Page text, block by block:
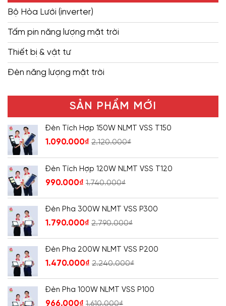
Bộ Hòa Lưới (inverter)
Tấm pin năng lượng mặt trời
Thiết bị & vật tư
Đèn năng lượng mặt trời
SẢN PHẨM MỚI
Đèn Tích Hợp 150W NLMT VSS T150
1.090.000₫ 2.120.000₫
Đèn Tích Hợp 120W NLMT VSS T120
990.000₫ 1.740.000₫
Đèn Pha 300W NLMT VSS P300
1.790.000₫ 2.790.000₫
Đèn Pha 200W NLMT VSS P200
1.470.000₫ 2.240.000₫
Đèn Pha 100W NLMT VSS P100
966.000₫ 1.610.000₫